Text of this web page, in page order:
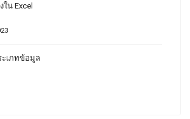
น Excel
เภทข้อมูล